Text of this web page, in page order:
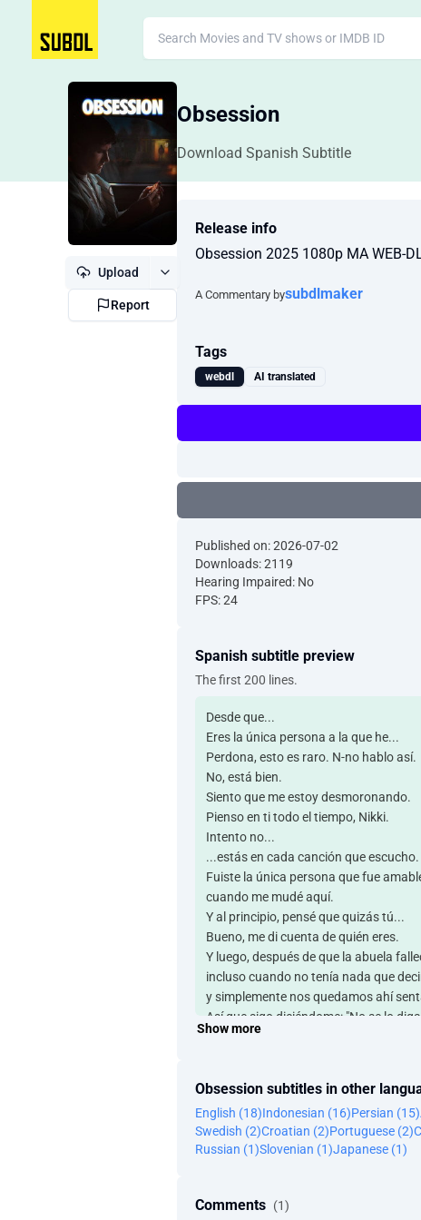
Obsession
Download Spanish Subtitle
Upload
Report
Release info
Obsession 2025 1080p MA WEB-
A Commentary bysubdlmaker
Tags
webdl AI translated
Published on: 2026-07-02
Downloads: 2119
Hearing Impaired: No
FPS: 24
Spanish subtitle preview
The first 200 lines.
Desde que...
Eres la única persona a la que he...
Perdona, esto es raro. N-no hablo así.
No, está bien.
Siento que me estoy desmoronando.
Pienso en ti todo el tiempo, Nikki.
Intento no...
...estás en cada canción que escucho.
Fuiste la única persona que fue
cuando me mudé aquí.
Y al principio, pensé que quizás tú...
Bueno, me di cuenta de quién eres.
Y luego, después de que la abuela
incluso cuando no tenía nada que
y simplemente nos quedamos ahí
Así que sigo diciéndome: "No se lo
"Es demasiado buena.
...que te elegiría por encima de todo.
Aw.
-Eso es todo. -No, no. Para.
-Vale, eso fue vergonzoso. -Dios mío.
-Pensé que era asqueroso. -Yo debería
Show more
Obsession subtitles in other
English (18)Indonesian (16)Persian (15)
Swedish (2)Croatian (2)Portuguese (2)
Russian (1)Slovenian (1)Japanese (1)
Comments (1)